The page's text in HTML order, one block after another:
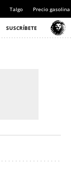
Talgo Precio gasolina